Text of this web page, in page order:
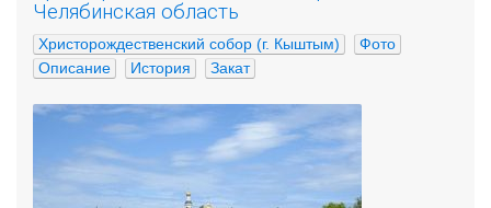
Челябинская область
Христорождественский собор (г. Кыштым)
Фото
Описание
История Закат